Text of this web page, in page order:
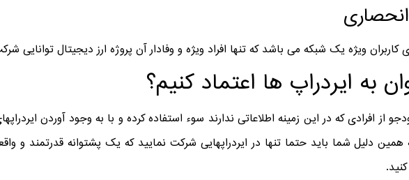
کاربران ویژه یک شبکه می باشد که تنها افراد ویژه و وفادار آن پروژه ارز دیجیتال توانایی
به ایردراپ ها اعتماد کنیم؟
از افرادی که در این زمینه اطلاعاتی ندارند سوء استفاده کرده و با به وجود آوردن
همین دلیل شما باید حتما تنها در ایردراپهایی شرکت نمایید که یک پشتوانه قدرتمند و